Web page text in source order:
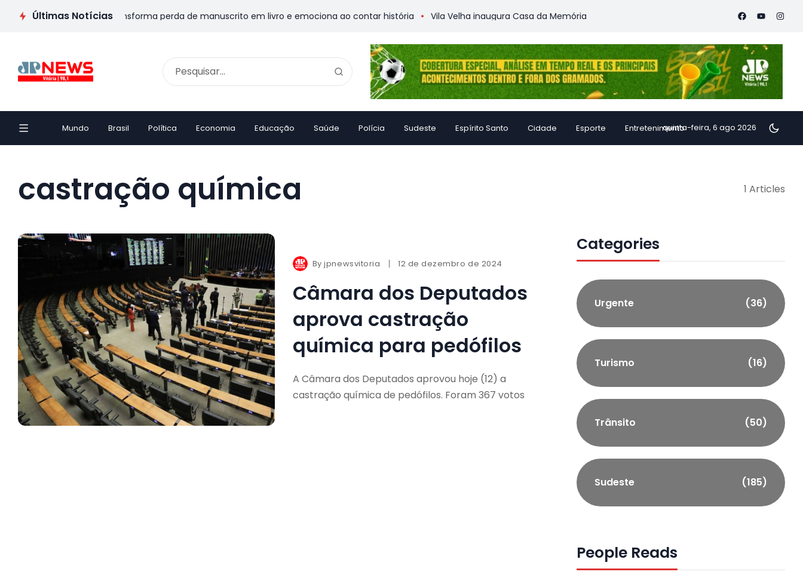
Últimas Notícias
Escritor capixaba transforma perda de manuscrito em livro e emociona ao contar história Vila Velha inaugura Casa da Memória Vitória Coffee Summit 2026 confirma
Mundo Brasil Política Economia Educação Saúde Polícia Sudeste Espírito Santo Cidade Esporte Entretenimentoquinta-feira, 6 ago 2026
castração química 1 Articles
Byjpnewsvitoria 12 de dezembro de 2024
Câmara dos Deputados
aprova castração
química para pedófilos
A Câmara dos Deputados aprovou hoje (12) a
castração química de pedófilos. Foram 367 votos
Categories
Urgente (36)
Turismo (16)
Trânsito (50)
Sudeste (185)
People Reads